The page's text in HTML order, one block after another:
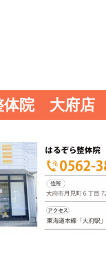
体院 大府店